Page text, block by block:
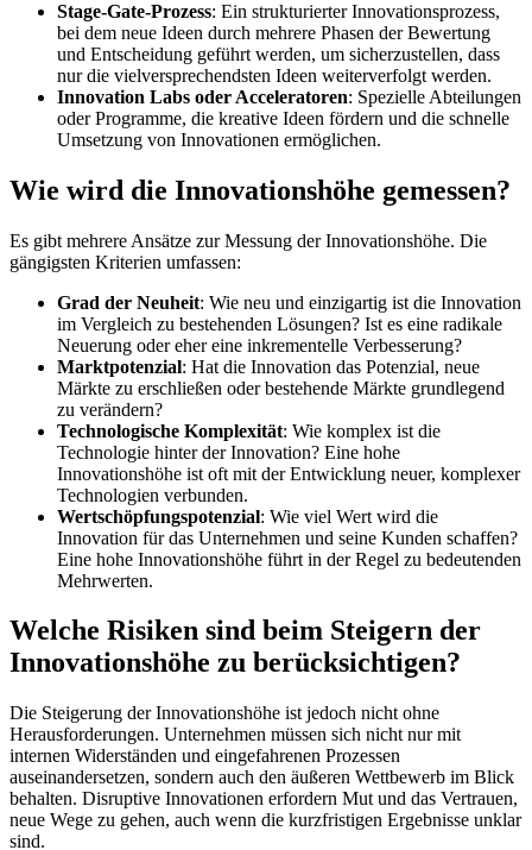
Stage-Gate-Prozess: Ein strukturierter Innovationsprozess,
bei dem neue Ideen durch mehrere Phasen der Bewertung
und Entscheidung geführt werden, um sicherzustellen, dass
nur die vielversprechendsten Ideen weiterverfolgt werden.
Innovation Labs oder Acceleratoren: Spezielle Abteilungen
oder Programme, die kreative Ideen fördern und die schnelle
Umsetzung von Innovationen ermöglichen.
Wie wird die Innovationshöhe gemessen?
Es gibt mehrere Ansätze zur Messung der Innovationshöhe. Die
gängigsten Kriterien umfassen:
Grad der Neuheit: Wie neu und einzigartig ist die Innovation
im Vergleich zu bestehenden Lösungen? Ist es eine radikale
Neuerung oder eher eine inkrementelle Verbesserung?
Marktpotenzial: Hat die Innovation das Potenzial, neue
Märkte zu erschließen oder bestehende Märkte grundlegend
zu verändern?
Technologische Komplexität: Wie komplex ist die
Technologie hinter der Innovation? Eine hohe
Innovationshöhe ist oft mit der Entwicklung neuer, komplexer
Technologien verbunden.
Wertschöpfungspotenzial: Wie viel Wert wird die
Innovation für das Unternehmen und seine Kunden schaffen?
Eine hohe Innovationshöhe führt in der Regel zu bedeutenden
Mehrwerten.
Welche Risiken sind beim Steigern der
Innovationshöhe zu berücksichtigen?
Die Steigerung der Innovationshöhe ist jedoch nicht ohne
Herausforderungen. Unternehmen müssen sich nicht nur mit
internen Widerständen und eingefahrenen Prozessen
auseinandersetzen, sondern auch den äußeren Wettbewerb im Blick
behalten. Disruptive Innovationen erfordern Mut und das Vertrauen,
neue Wege zu gehen, auch wenn die kurzfristigen Ergebnisse unklar
sind.